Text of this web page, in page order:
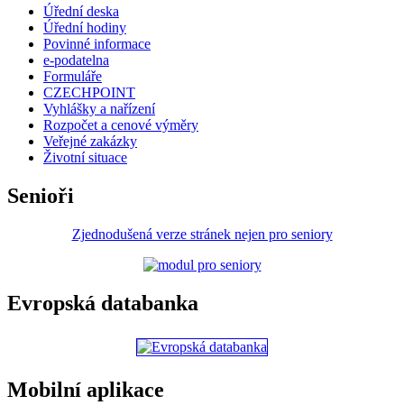
Úřední deska
Úřední hodiny
Povinné informace
e-podatelna
Formuláře
CZECHPOINT
Vyhlášky a nařízení
Rozpočet a cenové výměry
Veřejné zakázky
Životní situace
Senioři
Zjednodušená verze stránek nejen pro seniory
Evropská databanka
Mobilní aplikace